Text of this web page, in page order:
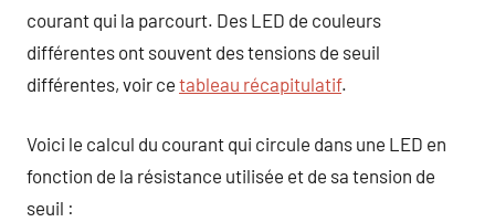
courant qui la parcourt. Des LED de couleurs
différentes ont souvent des tensions de seuil
différentes, voir ce tableau récapitulatif.
Voici le calcul du courant qui circule dans une LED en
fonction de la résistance utilisée et de sa tension de
seuil :